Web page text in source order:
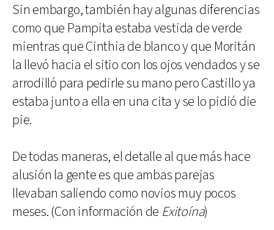
Sin embargo, también hay algunas diferencias
como que Pampita estaba vestida de verde
mientras que Cinthia de blanco y que Moritán
la llevó hacia el sitio con los ojos vendados y se
arrodilló para pedirle su mano pero Castillo ya
estaba junto a ella en una cita y se lo pidió die
pie.
De todas maneras, el detalle al que más hace
alusión la gente es que ambas parejas
llevaban saliendo como novios muy pocos
meses. (Con información de Exitoína)